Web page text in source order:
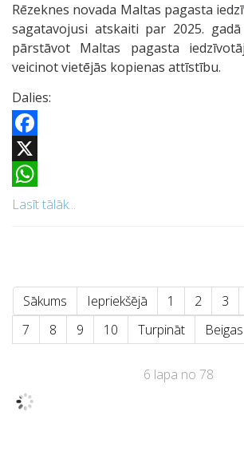
Rēzeknes novada Maltas pagasta
sagatavojusi atskaiti par 2025.
pārstāvot Maltas pagasta
veicinot vietējās kopienas attīstību.
Dalies:
Facebook
X
WhatsApp
Lasīt tālāk...
Sākums Iepriekšējā 1 2 3
7
8 9 10 Turpināt Beigas
6 lapa no 78